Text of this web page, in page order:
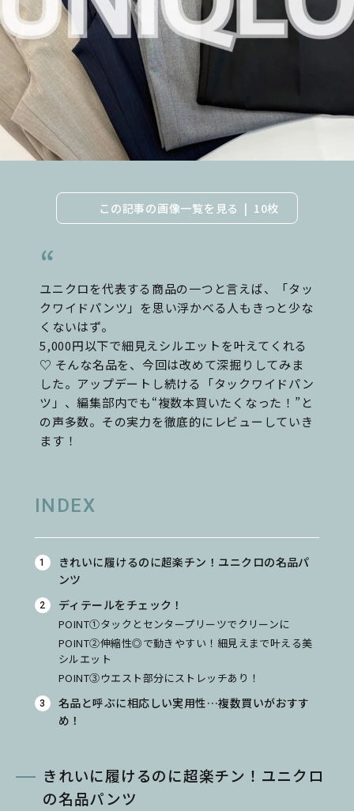
この記事の画像一覧を見る 10枚
ユニクロを代表する商品の一つと言えば、「タッ
クワイドパンツ」を思い浮かべる人もきっと少な
くないはず。
5,000円以下で細見えシルエットを叶えてくれる
♡ そんな名品を、今回は改めて深掘りしてみま
した。アップデートし続ける「タックワイドパン
ツ」、編集部内でも“複数本買いたくなった！”と
の声多数。その実力を徹底的にレビューしていき
ます！
INDEX
きれいに履けるのに超楽チン！ユニクロの名品パ
ンツ
ディテールをチェック！
POINT①タックとセンタープリーツでクリーンに
POINT②伸縮性◎で動きやすい！細見えまで叶える美
シルエット
POINT③ウエスト部分にストレッチあり！
名品と呼ぶに相応しい実用性…複数買いがおすす
め！
きれいに履けるのに超楽チン！ユニクロ
の名品パンツ